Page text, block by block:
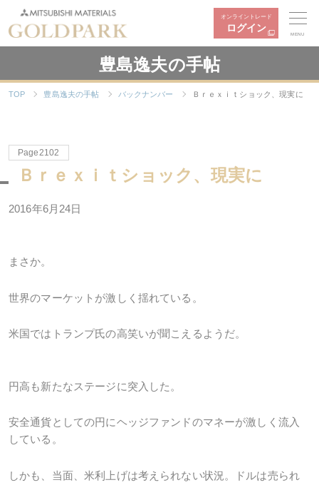
オンライントレード
ログイン
MENU
豊島逸夫の手帖
TOP 豊島逸夫の手帖 バックナンバー Ｂｒｅｘｉｔショック、現実に
Page2102
Ｂｒｅｘｉｔショック、現実に
2016年6月24日
まさか。
世界のマーケットが激しく揺れている。
米国ではトランプ氏の高笑いが聞こえるようだ。
円高も新たなステージに突入した。
安全通貨としての円にヘッジファンドのマネーが激しく流入
している。
しかも、当面、米利上げは考えられない状況。ドルは売られ